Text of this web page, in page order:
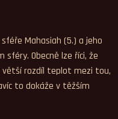
Mahasiah (5.) a jeho
Obecně lze říci, že
větší rozdíl teplot mezi tou,
to dokáže v těžším